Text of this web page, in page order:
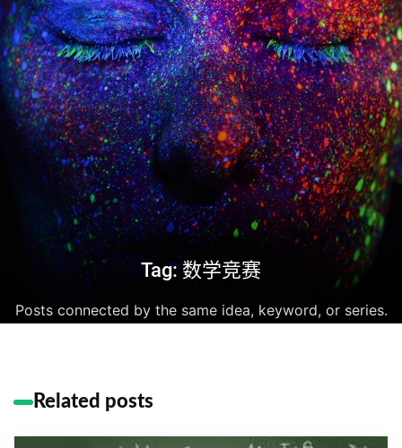
Tag: 数学竞赛
Posts connected by the same idea, keyword, or series.
Related posts